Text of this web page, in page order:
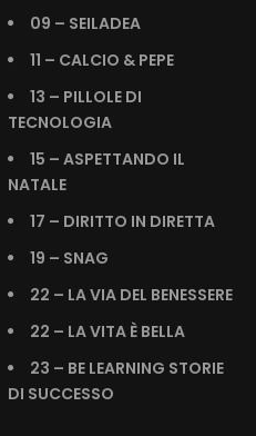
09 – SEILADEA
11 – CALCIO & PEPE
13 – PILLOLE DI
TECNOLOGIA
15 – ASPETTANDO IL
NATALE
17 – DIRITTO IN DIRETTA
19 – SNAG
22 – LA VIA DEL BENESSERE
22 – LA VITA È BELLA
23 – BE LEARNING STORIE
DI SUCCESSO